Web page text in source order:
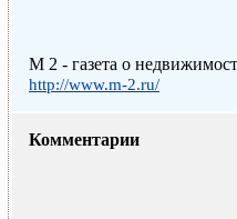
M 2 - газета о
http://www.m-2.ru/
Комментарии